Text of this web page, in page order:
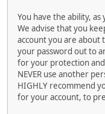
You have the ability,
We advise that you
account you are about
your password out to
for your protection
NEVER use another
HIGHLY recommend
for your account, to